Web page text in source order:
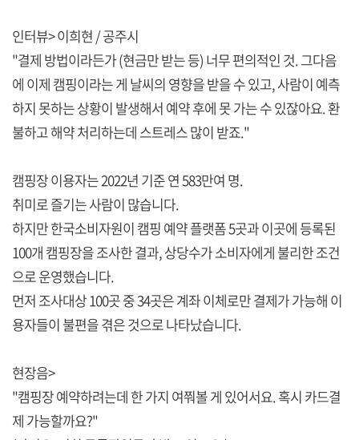
인터뷰> 이희현 / 공주시
"결제 방법이라든가 (현금만 받는 등) 너무 편의적인 것. 그다음
에 이제 캠핑이라는 게 날씨의 영향을 받을 수 있고, 사람이 예측
하지 못하는 상황이 발생해서 예약 후에 못 가는 수 있잖아요. 환
불하고 해약 처리하는데 스트레스 많이 받죠."
캠핑장 이용자는 2022년 기준 연 583만여 명.
취미로 즐기는 사람이 많습니다.
하지만 한국소비자원이 캠핑 예약 플랫폼 5곳과 이곳에 등록된
100개 캠핑장을 조사한 결과, 상당수가 소비자에게 불리한 조건
으로 운영했습니다.
먼저 조사대상 100곳 중 34곳은 계좌 이체로만 결제가 가능해 이
용자들이 불편을 겪은 것으로 나타났습니다.
현장음>
"캠핑장 예약하려는데 한 가지 여쭤볼 게 있어서요. 혹시 카드결
제 가능할까요?"